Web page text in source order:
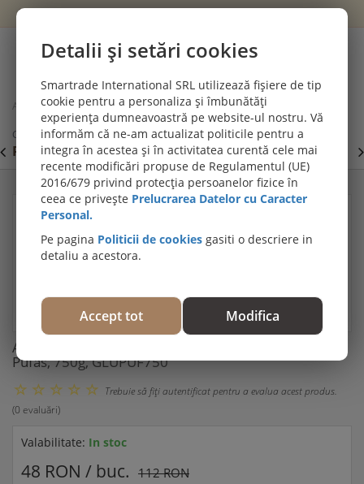
Cont
Acasă
Tapet si panouri decorative
Adeziv pentru tapet pasta, gata preparat Glutolin Pufas, 750g,
GLUPUF750
PROMOȚII DE IULIE! PARCHET SPC SI LVT: Viziteaza
secțiunea de pardoseli SPC SI LVT
Adeziv pentru tapet pasta, gata preparat Glutolin
Pufas, 750g, GLUPUF750
Trebuie să fiţi autentificat pentru a evalua acest produs.
(0 evaluări)
Valabilitate: In stoc
48 RON / buc. 112 RON
Detalii și setări cookies
Smartrade International SRL utilizează fișiere de tip
cookie pentru a personaliza și îmbunătăți
experiența dumneavoastră pe website-ul nostru. Vă
informăm că ne-am actualizat politicile pentru a
integra în acestea și în activitatea curentă cele mai
recente modificări propuse de Regulamentul (UE)
2016/679 privind protecția persoanelor fizice în
ceea ce privește Prelucrarea Datelor cu Caracter
Personal.
Pe pagina Politicii de cookies gasiti o descriere in
detaliu a acestora.
Accept tot Modifica